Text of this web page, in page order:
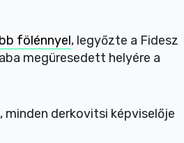
fölénnyel, legyőzte a Fidesz
megüresedett helyére a
minden derkovitsi képviselője